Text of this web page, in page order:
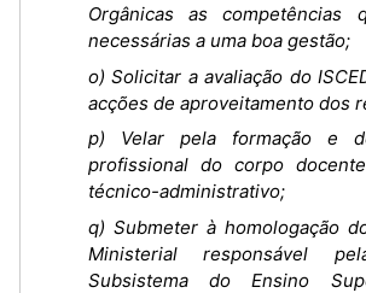
Orgânicas as competências
necessárias a uma boa gestão;
o) Solicitar a avaliação do
acções de aproveitamento dos
p) Velar pela formação e
profissional do corpo
técnico-administrativo;
q) Submeter à homologação
Ministerial responsável
Subsistema do Ensino